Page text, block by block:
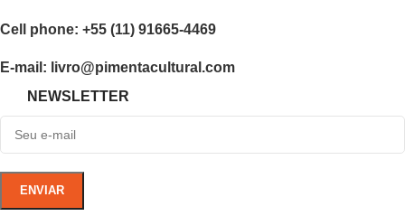
Cell phone: +55 (11) 91665-4469
E-mail: livro@pimentacultural.com
NEWSLETTER